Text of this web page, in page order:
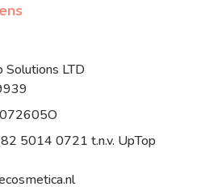
Solutions LTD
5014 0721 t.n.v. UpTop